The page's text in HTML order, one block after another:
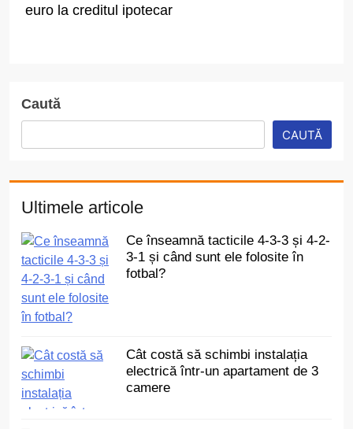
euro la creditul ipotecar
Caută
CAUTĂ
Ultimele articole
Ce înseamnă tacticile 4-3-3 și 4-2-
3-1 și când sunt ele folosite în
fotbal?
Cât costă să schimbi instalația
electrică într-un apartament de 3
camere